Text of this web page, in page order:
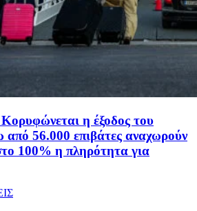
η έξοδος του
56.000 επιβάτες αναχωρούν
100% η πληρότητα για